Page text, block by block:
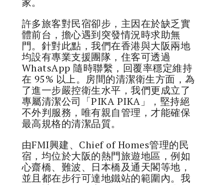
許多旅客對民宿卻步，主因在於缺乏實
體前台，擔心遇到突發情況時求助無
門。針對此點，我們在香港與大阪兩地
均設有專業支援團隊，住客可透過
WhatsApp 隨時聯繫，回覆率穩定維持
在 95% 以上。房間的清潔衛生方面，為
了進一步嚴控衛生水平，我們更成立了
專屬清潔公司「PIKA PIKA」，堅持絕
不外判服務，唯有親自管理，才能確保
最高規格的清潔品質。
由FMI興建、Chief of Homes管理的民
宿，均位於大阪的熱門旅遊地區，例如
心齋橋、難波、日本橋及通天閣等地，
並且都在步行可達地鐵站的範圍內。我